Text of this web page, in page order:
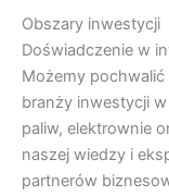
Obszary inwestycji
Doświadczenie w
Możemy
branży inwestycji
paliw, elektrownie
naszej wiedzy i
partnerów